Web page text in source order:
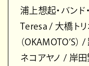
浦上想起・バンド
Teresa / 大橋ト
（OKAMOTO’S
ネコアヤノ / 岸田